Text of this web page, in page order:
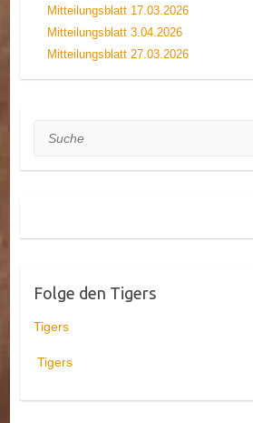
Mitteilungsblatt 17.03.2026
Mitteilungsblatt 3.04.2026
Mitteilungsblatt 27.03.2026
Suche
Folge den Tigers
Tigers
Tigers